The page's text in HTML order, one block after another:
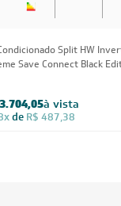
Split HW
Save Connect Black
à vista
de R$ 487,38